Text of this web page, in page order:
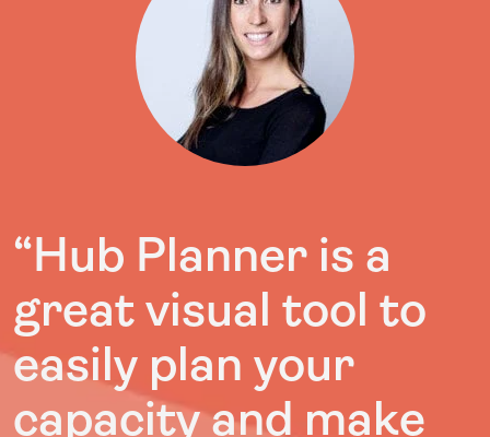
“Hub Planner is a
great visual tool to
easily plan your
capacity and make